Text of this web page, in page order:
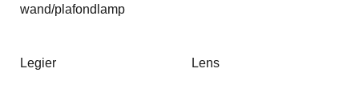
wand/plafondlamp
Legier Lens